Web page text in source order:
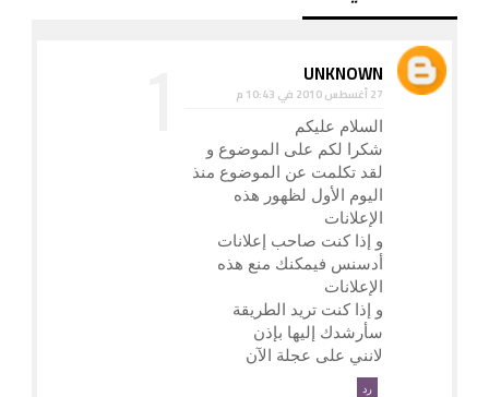
UNKNOWN
27 أغسطس 2010 في 10:43 م
السلام عليكم
شكرا لكم على الموضوع و
لقد تكلمت عن الموضوع منذ
اليوم الأول لظهور هذه
الإعلانات
و إذا كنت صاحب إعلانات
أدسنس فيمكنك منع هذه
الإعلانات
و إذا كنت تريد الطريقة
سأرشدك إليها بإذن
لانني على عجلة الآن
رد